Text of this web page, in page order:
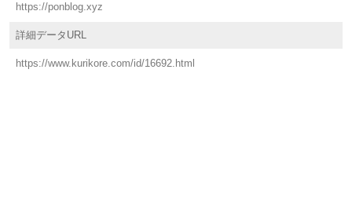
https://ponblog.xyz
詳細データURL
https://www.kurikore.com/id/16692.html